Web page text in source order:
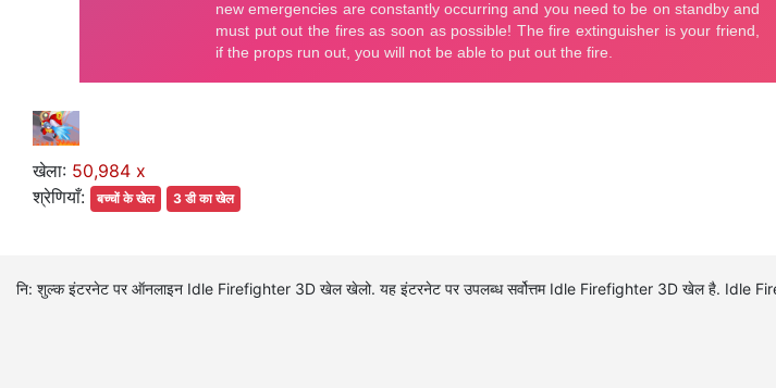
खेला: 50,984 x
श्रेणियाँ:
बच्चों के खेल 3 डी का खेल
नि: शुल्क इंटरनेट पर ऑनलाइन Idle Firefighter 3D खेल खेलो. यह इंटरनेट पर उपलब्ध सर्वोत्तम Idle Firefighter 3D खेल है. Idle